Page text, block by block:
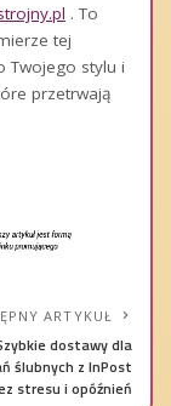
. To
tej
Twojego stylu i
przetrwają
ARTYKUŁ
dostawy dla
ślubnych z InPost
stresu i opóźnień